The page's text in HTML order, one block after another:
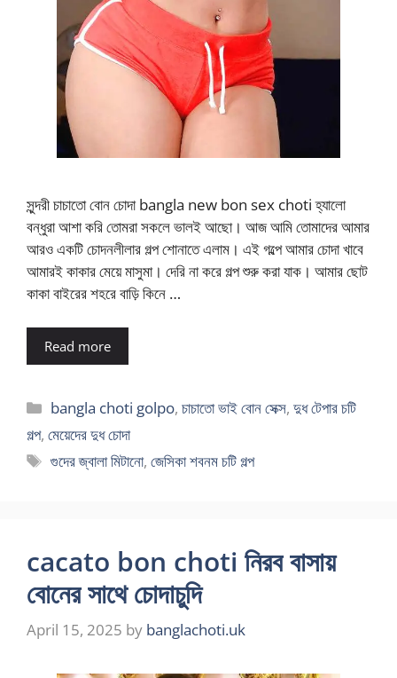
সুন্দরী চাচাতো বোন চোদা bangla new bon sex choti হ্যালো
বন্ধুরা আশা করি তোমরা সকলে ভালই আছো। আজ আমি তোমাদের আমার
আরও একটি চোদনলীলার গল্প শোনাতে এলাম। এই গল্পে আমার চোদা খাবে
আমারই কাকার মেয়ে মাসুমা। দেরি না করে গল্প শুরু করা যাক। আমার ছোট
কাকা বাইরের শহরে বাড়ি কিনে …
Read more
Categories
bangla choti golpo,চাচাতো ভাই বোন সেক্স,দুধ টেপার চটি
গল্প, মেয়েদের দুধ চোদা
Tags
গুদের জ্বালা মিটানো,জেসিকা শবনম চটি গল্প
cacato bon choti নিরব বাসায়
বোনের সাথে চোদাচুদি
April 15, 2025 by banglachoti.uk